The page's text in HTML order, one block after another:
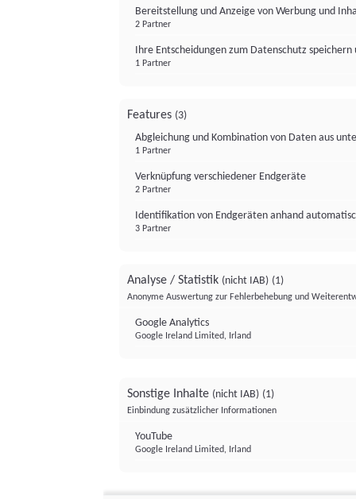
Bereitstellung und Anzeige von Werbung und
2 Partner
Ihre Entscheidungen zum Datenschutz
1 Partner
Features (3)
Abgleichung und Kombination von Daten aus
1 Partner
Verknüpfung verschiedener Endgeräte
2 Partner
Identifikation von Endgeräten anhand
3 Partner
Analyse / Statistik (nicht IAB) (1)
Anonyme Auswertung zur Fehlerbehebung und
Google Analytics
Google Ireland Limited, Irland
Sonstige Inhalte (nicht IAB) (1)
Einbindung zusätzlicher Informationen
YouTube
Google Ireland Limited, Irland